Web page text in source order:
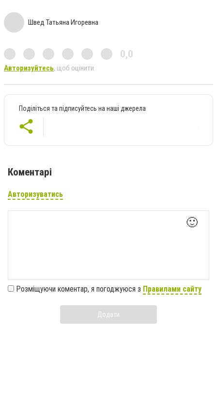
Швед Татьяна Игоревна
0,0
Авторизуйтесь, щоб оцінити
Поділіться та підписуйтесь на наші джерела
Коментарі
Авторизуватись
🙂
Розміщуючи коментар, я погоджуюся з Правилами сайту
Додати